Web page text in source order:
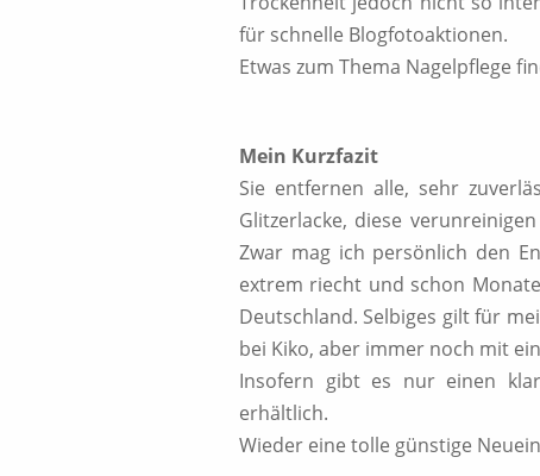
für schnelle Blogfotoaktionen.
Etwas zum Thema Nagelpflege
Mein Kurzfazit
Sie entfernen alle, sehr
Glitzerlacke, diese
Zwar mag ich persönlich den
extrem riecht und schon
Deutschland. Selbiges gilt für
bei Kiko, aber immer noch mit
Insofern gibt es nur einen
erhältlich.
Wieder eine tolle günstige